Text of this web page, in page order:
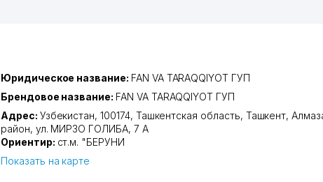
Юридическое название: FAN VA TARAQQIYOT ГУП
Брендовое название: FAN VA TARAQQIYOT ГУП
Адрес: Узбекистан, 100174, Ташкентская область, Ташкент,
район, ул. МИРЗО ГОЛИБА, 7 А
Ориентир: ст.м. "БЕРУНИ
Показать на карте